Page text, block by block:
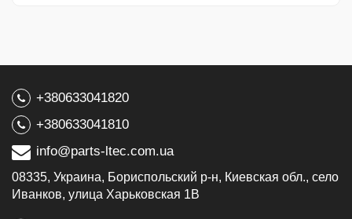
+380633041820
+380633041810
info@parts-ltec.com.ua
08335, Украина, Бориспольский р-н, Киевская обл., село
Иванков, улица Харьковская 1В